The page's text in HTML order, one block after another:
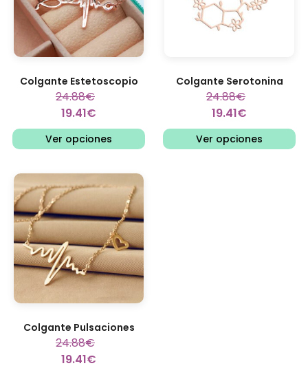
Colgante Estetoscopio
24.88€
19.41€
Ver opciones
Colgante Serotonina
24.88€
19.41€
Ver opciones
Colgante Pulsaciones
24.88€
19.41€